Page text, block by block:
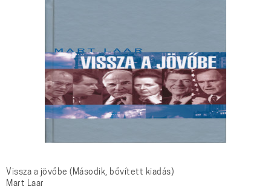
Vissza a jövőbe (Második, bővített kiadás)
Mart Laar